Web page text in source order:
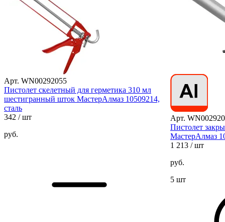
Арт. WN00292055
Пистолет скелетный для герметика 310 мл
шестигранный шток МастерАлмаз 10509214,
сталь
342 / шт
руб.
Арт.
Пистолет
МастерАлмаз
1 213 / шт
руб.
5 шт